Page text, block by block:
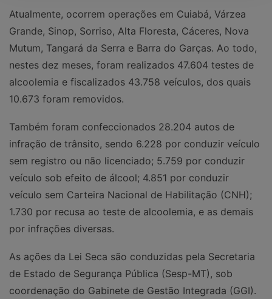
Atualmente, ocorrem operações em Cuiabá, Várzea
Grande, Sinop, Sorriso, Alta Floresta, Cáceres, Nova
Mutum, Tangará da Serra e Barra do Garças. Ao todo,
nestes dez meses, foram realizados 47.604 testes de
alcoolemia e fiscalizados 43.758 veículos, dos quais
10.673 foram removidos.
Também foram confeccionados 28.204 autos de
infração de trânsito, sendo 6.228 por conduzir veículo
sem registro ou não licenciado; 5.759 por conduzir
veículo sob efeito de álcool; 4.851 por conduzir
veículo sem Carteira Nacional de Habilitação (CNH);
1.730 por recusa ao teste de alcoolemia, e as demais
por infrações diversas.
As ações da Lei Seca são conduzidas pela Secretaria
de Estado de Segurança Pública (Sesp-MT), sob
coordenação do Gabinete de Gestão Integrada (GGI).